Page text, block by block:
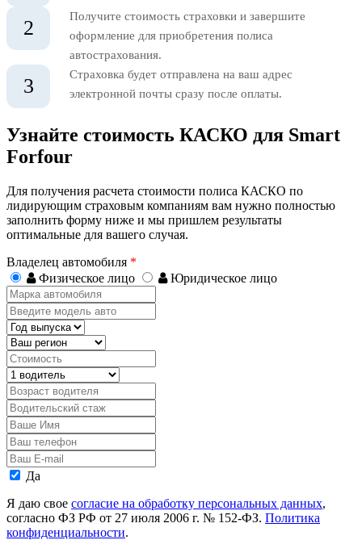
2
Получите стоимость страховки и завершите
оформление для приобретения полиса
автострахования.
3
Страховка будет отправлена на ваш адрес
электронной почты сразу после оплаты.
Узнайте стоимость КАСКО для Smart
Forfour
Для получения расчета стоимости полиса КАСКО по
лидирующим страховым компаниям вам нужно полностью
заполнить форму ниже и мы пришлем результаты
оптимальные для вашего случая.
Владелец автомобиля *
Физическое лицо
Юридическое лицо
Марка
автомобиля
Введите
модель
авто
Год
выпуска
Регион
Стоимость,
руб.
Водитель
Возраст
водителя
Водительский
стаж
Ваше
Имя
Ваш
телефон
Ваш
E-
mail
Персональные
Да
Я даю свое согласие на обработку персональных данных,
согласно ФЗ РФ от 27 июля 2006 г. № 152-ФЗ. Политика
конфиденциальности.